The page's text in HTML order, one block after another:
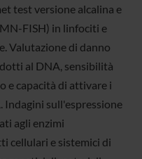
test versione alcalina e
FISH) in linfociti e
Valutazione di danno
al DNA, sensibilità
e capacità di attivare i
Indagini sull'espressione
agli enzimi
cellulari e sistemici di